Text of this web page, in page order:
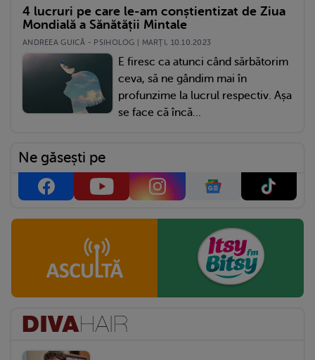
4 lucruri pe care le-am conștientizat de Ziua
Mondială a Sănătății Mintale
ANDREEA GUICĂ - PSIHOLOG | MARŢI, 10.10.2023
E firesc ca atunci când sărbătorim
ceva, să ne gândim mai în
profunzime la lucrul respectiv. Așa
se face că încă...
Ne găsești pe